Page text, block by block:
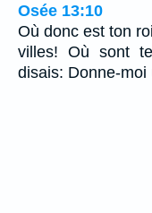
Osée 13:10
Où donc est ton
villes! Où sont
disais: Donne-